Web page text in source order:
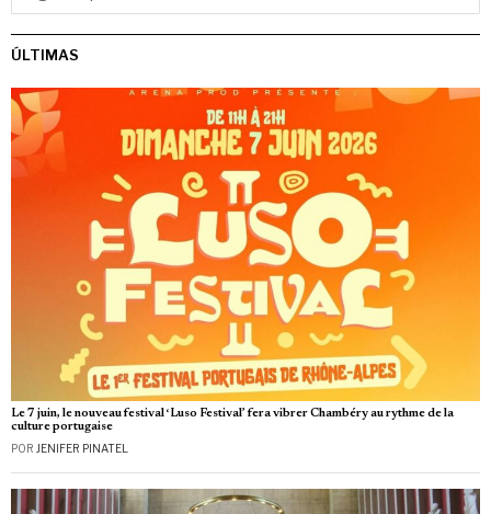
ÚLTIMAS
Le 7 juin, le nouveau festival ‘Luso Festival’ fera vibrer Chambéry au rythme de la
culture portugaise
POR JENIFER PINATEL